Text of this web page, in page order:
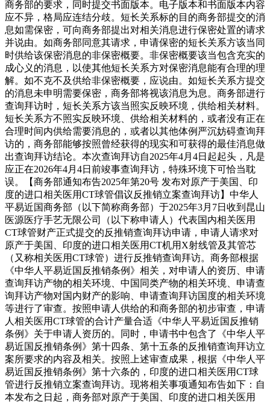
商务部的要求，同时提交书面版本。电子版本和书面版本内容
应不异，格局应连结分歧。短长关系标的目的商务部提交的消
息如需保密，可向商务部提出对相关消息进行保密处置的请求
并说由。如商务部同意其请求，申请保密的短长关系方该当同
时供给该保密消息的非保密概要。非保密概要该当包含充实的
成心义的消息，以使其他短长关系方对保密消息能有合理的理
解。如不克不及供给非保密概要，应说由。如短长关系方提交
的消息未申明需要保密，商务部将视该消息为息。商务部进行
查询拜访时，短长关系方该当照实反映环境，供给相关材料。
短长关系方不照实反映环境、供给相关材料的，或者没有正在
合理时间内供给需要消息的，或者以其他体例严沉妨碍查询拜
访的，商务部能够按照曾经获得的现实和可获得的最佳消息做
出查询拜访结论。本次查询拜访自2025年4月4日起起头，凡是
应正在2026年4月4日前竣事查询拜访，特殊环境下可恰当耽
误。【商务部通知布告2025年第20号 发布对原产于美国、印
度的进口相关医用CT球管倡议反推销立案查询拜访】中华人
平易近国商务部（以下简称商务部）于2025年3月7日收到昆山
医源医疗手艺无限公司（以下称申请人）代表国内相关医用
CT球管财产正式提交的反推销查询拜访申请，申请人请求对
原产于美国、印度的进口相关医用CT机用X射线管及其管芯
（又称相关医用CT球管）进行反推销查询拜访。商务部根据
《中华人平易近国反推销条例》相关，对申请人的资历、申请
查询拜访产物的相关环境、中国同类产物的相关环境、申请查
询拜访产物对国内财产的影响、申请查询拜访国度的相关环境
等进行了审查。按照申请人供给的和商务部的初步审查，申请
人相关医用CT球管的合计产量合适《中华人平易近国反推销
条例》关于申请人资历的。同时，申请书中包含了《中华人平
易近国反推销条例》第十四条、第十五条的反推销查询拜访立
案所要求的内容及相关。按照上述审查成果，根据《中华人平
易近国反推销条例》第十六条的，印度的进口相关医用CT球
管进行反推销立案查询拜访。现将相关事项通知布告如下：自
本发布之日起，商务部对原产于美国、印度的进口相关医用